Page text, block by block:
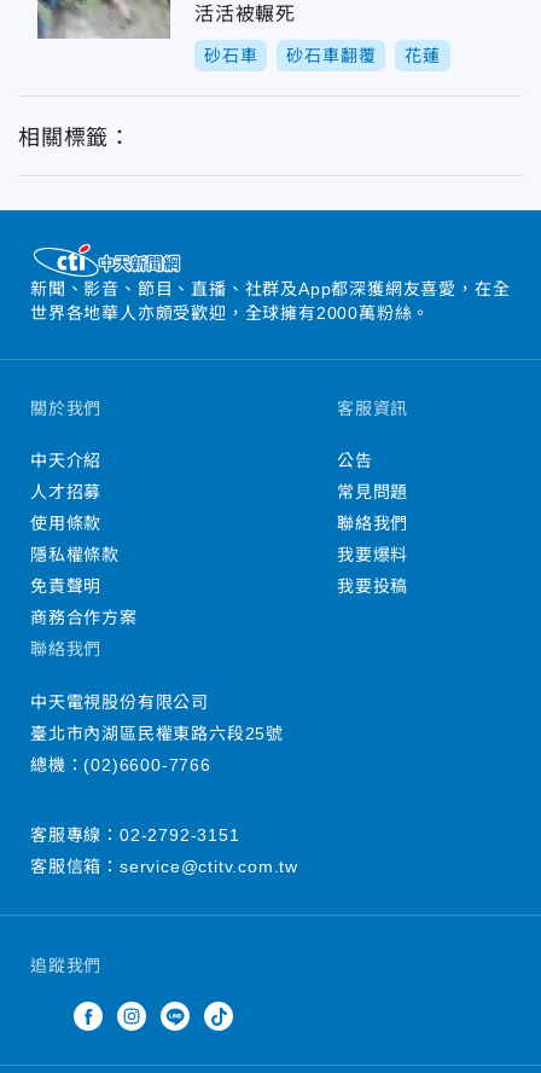
活活被輾死
砂石車 砂石車翻覆 花蓮
相關標籤：
新聞、影音、節目、直播、社群及App都深獲網友喜愛，在全
世界各地華人亦頗受歡迎，全球擁有2000萬粉絲。
追蹤我們
關於我們
中天介紹
人才招募
使用條款
隱私權條款
免責聲明
商務合作方案
客服資訊
公告
常見問題
聯絡我們
我要爆料
我要投稿
聯絡我們
中天電視股份有限公司
臺北市內湖區民權東路六段25號
總機：(02)6600-7766
客服專線： 02-2792-3151
客服信箱： service@ctitv.com.tw